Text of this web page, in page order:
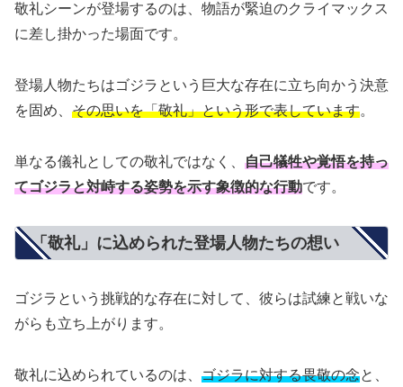
敬礼シーンが登場するのは、物語が緊迫のクライマックス
に差し掛かった場面です。
登場人物たちはゴジラという巨大な存在に立ち向かう決意
を固め、 その思いを「敬礼」という形で表しています。
単なる儀礼としての敬礼ではなく、 自己犠牲や覚悟を持っ
てゴジラと対峙する姿勢を示す象徴的な行動です。
「敬礼」に込められた登場人物たちの想い
ゴジラという挑戦的な存在に対して、彼らは試練と戦いな
がらも立ち上がります。
敬礼に込められているのは、 ゴジラに対する畏敬の念と、